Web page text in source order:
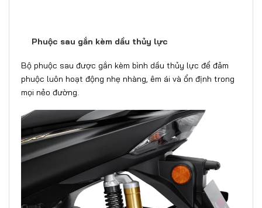
Phuộc sau gắn kèm dầu thủy lực
Bộ phuộc sau được gắn kèm bình dầu thủy lực để đảm
phuộc luôn hoạt động nhẹ nhàng, êm ái và ổn định trong
mọi nẻo đường.